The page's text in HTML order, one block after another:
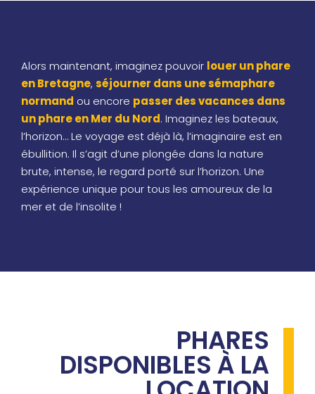
Alors maintenant, imaginez pouvoir louer un phare
en Bretagne, séjourner dans une sémaphare
normand ou encore passer des vacances dans
un phare en Mer du Nord. Imaginez les bateaux,
l’horizon… Le voyage est déjà là, l’imaginaire est en
ébullition. Il s’agit d’une plongée dans la nature
brute, intense, le regard porté sur l’horizon. Une
expérience unique pour tous les amoureux de la
mer et de l’insolite !
PHARES
DISPONIBLES À LA